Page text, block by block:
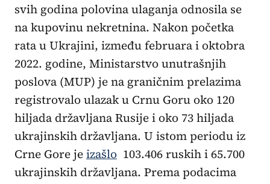
svih godina polovina ulaganja odnosila se
na kupovinu nekretnina. Nakon početka
rata u Ukrajini, između februara i oktobra
2022. godine, Ministarstvo unutrašnjih
poslova (MUP) je na graničnim prelazima
registrovalo ulazak u Crnu Goru oko 120
hiljada državljana Rusije i oko 73 hiljada
ukrajinskih državljana. U istom periodu iz
Crne Gore jeizašlo 103.406 ruskih i 65.700
ukrajinskih državljana. Prema podacima